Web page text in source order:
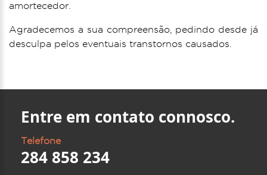
amortecedor.
Agradecemos a sua compreensão, pedindo desde já
desculpa pelos eventuais transtornos causados.
Entre em contato connosco.
Telefone
284 858 234